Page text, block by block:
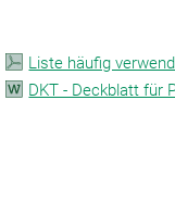
Liste häufig
DKT - Deckblatt für